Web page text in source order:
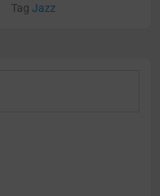
Tag Jazz